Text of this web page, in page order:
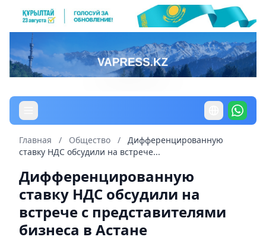
Главная / Общество /
Дифференцированную
ставку НДС обсудили на встрече...
Дифференцированную
ставку НДС обсудили на
встрече с представителями
бизнеса в Астане